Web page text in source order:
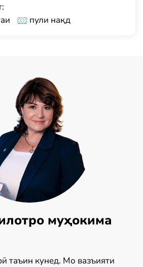
пули нақд
муҳокима
таъин кунед. Мо вазъияти